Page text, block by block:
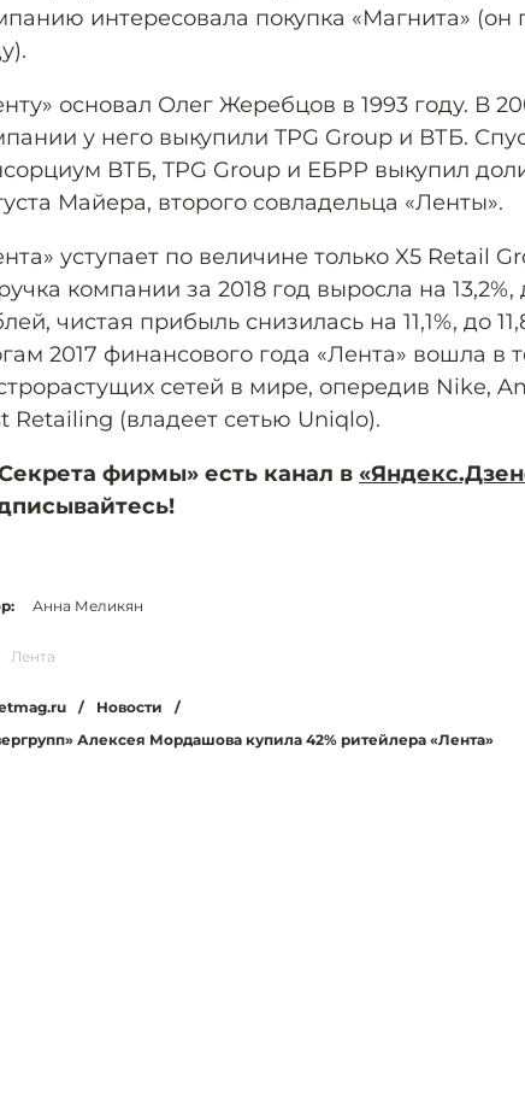
интересовала покупка «Магнита» (он
основал Олег Жеребцов в 1993 году. В
у него выкупили TPG Group и ВТБ.
ВТБ, TPG Group и ЕБРР выкупил
Майера, второго совладельца «Ленты».
уступает по величине только X5 Retail
компании за 2018 год выросла на 13,2%,
чистая прибыль снизилась на 11,1%, до
2017 финансового года «Лента» вошла в
сетей в мире, опередив Nike,
Retailing (владеет сетью Uniqlo).
фирмы» есть канал в
Анна Меликян
Лента
/ Новости
/
Алексея Мордашова купила 42% ритейлера «Лента»